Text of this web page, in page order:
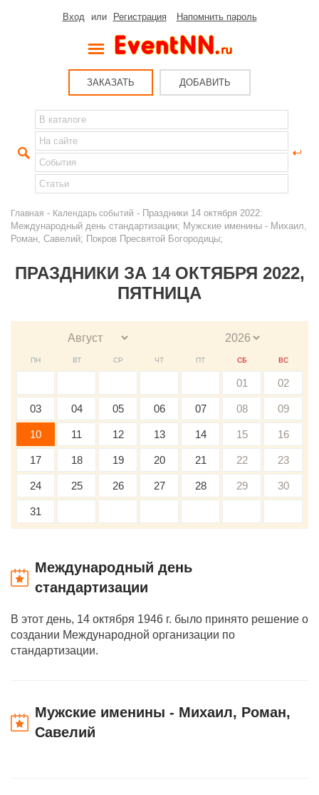
Вход или Регистрация Напомнить пароль
ЗАКАЗАТЬ ДОБАВИТЬ
Главная - Календарь событий - Праздники 14 октября 2022:
Международный день стандартизации; Мужские именины - Михаил,
Роман, Савелий; Покров Пресвятой Богородицы;
ПРАЗДНИКИ ЗА 14 ОКТЯБРЯ 2022,
ПЯТНИЦА
ПН ВТ СР ЧТ ПТ СБ ВС
01 02
03 04 05 06 07 08 09
10 11 12 13 14 15 16
17 18 19 20 21 22 23
24 25 26 27 28 29 30
31
Международный день
стандартизации
В этот день, 14 октября 1946 г. было принято решение о
создании Международной организации по
стандартизации.
Мужские именины - Михаил, Роман,
Савелий